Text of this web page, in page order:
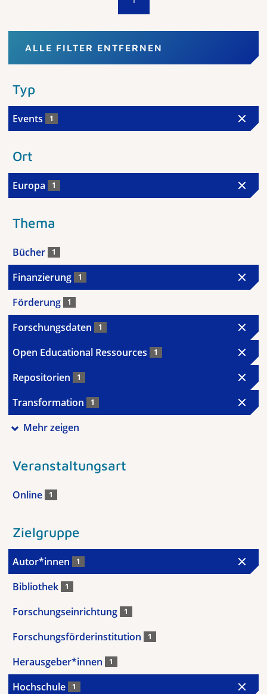
ALLE FILTER ENTFERNEN
Typ
Events 1
Ort
Europa 1
Thema
Bücher 1
Finanzierung 1
Förderung 1
Forschungsdaten 1
Open Educational Ressources 1
Repositorien 1
Transformation 1
Mehr zeigen
Veranstaltungsart
Online 1
Zielgruppe
Autor*innen 1
Bibliothek 1
Forschungseinrichtung 1
Forschungsförderinstitution 1
Herausgeber*innen 1
Hochschule 1